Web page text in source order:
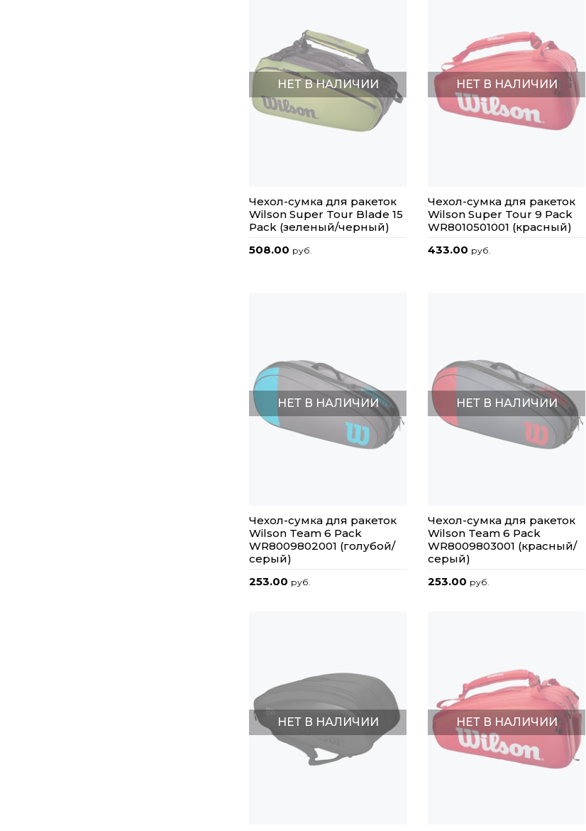
НЕТ В НАЛИЧИИ
Чехол-сумка для ракеток
Wilson Super Tour Blade 15
Pack (зеленый/черный)
508.00 руб.
НЕТ В НАЛИЧИИ
Чехол-сумка для ракеток
Wilson Super Tour 9 Pack
WR8010501001 (красный)
433.00 руб.
НЕТ В НАЛИЧИИ
Чехол-сумка для ракеток
Wilson Team 6 Pack
WR8009802001 (голубой/
серый)
253.00 руб.
НЕТ В НАЛИЧИИ
Чехол-сумка для ракеток
Wilson Team 6 Pack
WR8009803001 (красный/
серый)
253.00 руб.
НЕТ В НАЛИЧИИ НЕТ В НАЛИЧИИ